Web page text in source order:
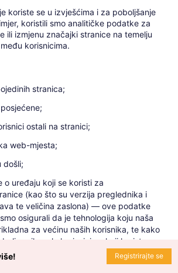
koriste se u izvješćima i za poboljšanje
koristili smo analitičke podatke za
ili izmjenu značajki stranice na temelju
korisnicima.
stranica;
ostali na stranici;
web-mjesta;
došli;
o uređaju koji se koristi za
(kao što su verzija preglednika i
te veličina zaslona) — ove podatke
osigurali da je tehnologija koju naša
za većinu naših korisnika, te kako
prikazala korisnicima koji koriste
Registrirajte se